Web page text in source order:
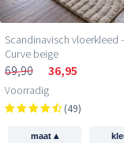
Scandinavisch vloerkleed
Curve beige
69,90 36,95
Voorradig
(49)
maat ▴